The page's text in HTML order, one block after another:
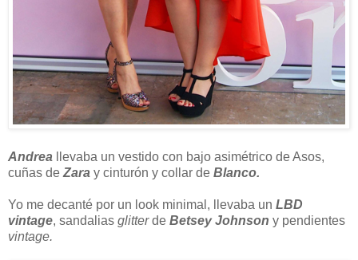
Andrea llevaba un vestido con bajo asimétrico de Asos,
cuñas de Zara y cinturón y collar de Blanco.
Yo me decanté por un look minimal, llevaba un LBD
vintage, sandalias glitterde Betsey Johnson y pendientes
vintage.